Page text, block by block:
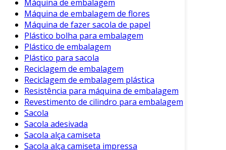
Máquina de embalagem
Máquina de embalagem de flores
Máquina de fazer sacola de papel
Plástico bolha para embalagem
Plástico de embalagem
Plástico para sacola
Reciclagem de embalagem
Reciclagem de embalagem plástica
Resistência para máquina de embalagem
Revestimento de cilindro para embalagem
Sacola
Sacola adesivada
Sacola alça camiseta
Sacola alça camiseta impressa